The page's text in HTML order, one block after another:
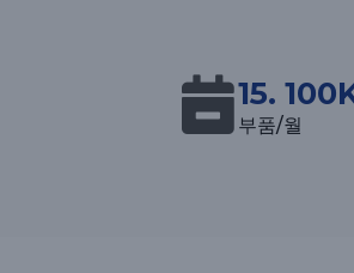
15.
부품/월